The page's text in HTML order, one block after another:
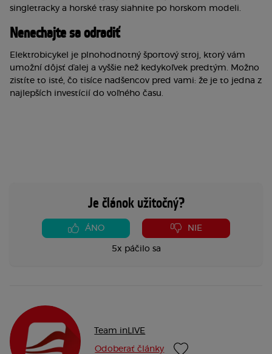
singletracky a horské trasy siahnite po horskom modeli.
Nenechajte sa odradiť
Elektrobicykel je plnohodnotný športový stroj, ktorý vám
umožní dôjsť ďalej a vyššie než kedykoľvek predtým. Možno
zistíte to isté, čo tisíce nadšencov pred vami: že je to jedna z
najlepších investícií do voľného času.
Je článok užitočný?
ÁNO NIE
5x páčilo sa
Team inLIVE
Odoberať články